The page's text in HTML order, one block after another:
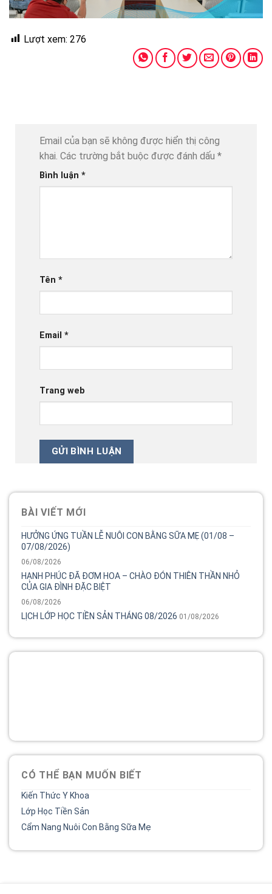
Lượt xem: 276
Email của bạn sẽ không được hiển thị công
khai. Các trường bắt buộc được đánh dấu *
Bình luận *
Tên *
Email *
Trang web
BÀI VIẾT MỚI
HƯỞNG ỨNG TUẦN LỄ NUÔI CON BẰNG SỮA MẸ (01/08 –
07/08/2026)
06/08/2026
HẠNH PHÚC ĐÃ ĐƠM HOA – CHÀO ĐÓN THIÊN THẦN NHỎ
CỦA GIA ĐÌNH ĐẶC BIỆT
06/08/2026
LỊCH LỚP HỌC TIỀN SẢN THÁNG 08/2026 01/08/2026
CÓ THỂ BẠN MUỐN BIẾT
Kiến Thức Y Khoa
Lớp Học Tiền Sản
Cẩm Nang Nuôi Con Bằng Sữa Mẹ